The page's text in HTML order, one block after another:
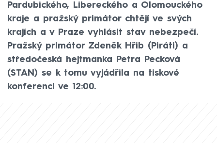
Pardubického, Libereckého a Olomouckého
kraje a pražský primátor chtějí ve svých
krajích a v Praze vyhlásit stav nebezpečí.
Pražský primátor Zdeněk Hřib (Piráti) a
středočeská hejtmanka Petra Pecková
(STAN) se k tomu vyjádřila na tiskové
konferenci ve 12:00.